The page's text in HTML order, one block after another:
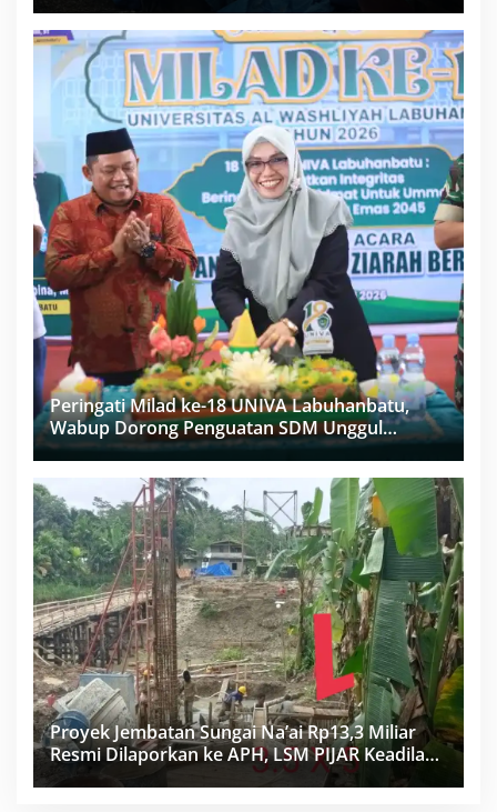
Peringati Milad ke-18 UNIVA Labuhanbatu,
Wabup Dorong Penguatan SDM Unggul
Menuju Indonesia Emas 2045
Proyek Jembatan Sungai Na’ai Rp13,3 Miliar
Resmi Dilaporkan ke APH, LSM PIJAR Keadilan
Ungkap Dugaan Penyimpangan Rp2,68 Miliar